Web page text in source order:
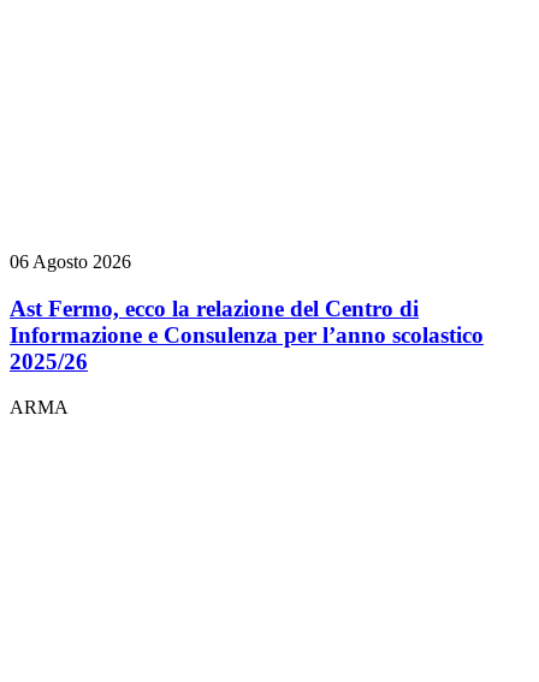
06 Agosto 2026
Ast Fermo, ecco la relazione del Centro di
Informazione e Consulenza per l’anno scolastico
2025/26
ARMA